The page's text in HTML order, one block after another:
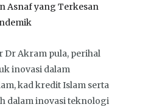
Asnaf yang Terkesan
Dr Akram pula, perihal
inovasi dalam
kad kredit Islam serta
dalam inovasi teknologi